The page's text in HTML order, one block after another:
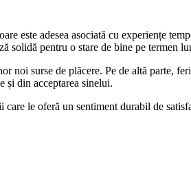
este adesea asociată cu experiențe
solidă pentru o stare de bine pe termen
noi surse de plăcere. Pe de altă parte,
și din acceptarea sinelui.
le oferă un sentiment durabil de